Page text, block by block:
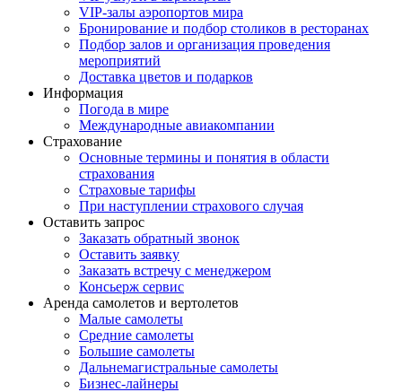
VIP-залы аэропортов мира
Бронирование и подбор столиков в ресторанах
Подбор залов и организация проведения
мероприятий
Доставка цветов и подарков
Информация
Погода в мире
Международные авиакомпании
Страхование
Основные термины и понятия в области
страхования
Страховые тарифы
При наступлении страхового случая
Оставить запрос
Заказать обратный звонок
Оставить заявку
Заказать встречу с менеджером
Консьерж сервис
Аренда самолетов и вертолетов
Малые самолеты
Средние самолеты
Большие самолеты
Дальнемагистральные самолеты
Бизнес-лайнеры